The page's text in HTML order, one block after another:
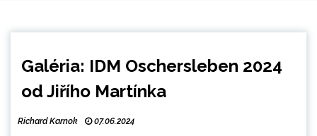
Galéria: IDM Oschersleben 2024
od Jiřího Martínka
Richard Karnok 07.06.2024